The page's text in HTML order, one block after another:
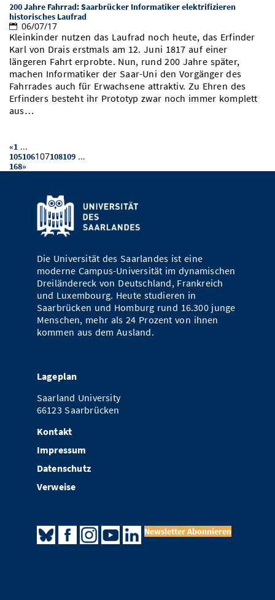
200 Jahre Fahrrad: Saarbrücker Informatiker elektrifizieren
historisches Laufrad
06/07/17
Kleinkinder nutzen das Laufrad noch heute, das Erfinder
Karl von Drais erstmals am 12. Juni 1817 auf einer
längeren Fahrt erprobte. Nun, rund 200 Jahre später,
machen Informatiker der Saar-Uni den Vorgänger des
Fahrrades auch für Erwachsene attraktiv. Zu Ehren des
Erfinders besteht ihr Prototyp zwar noch immer komplett
aus…
«1 ...
105106107108109 ...
168»
Die Universität des Saarlandes ist eine
moderne Campus-Universität im dynamischen
Dreiländereck von Deutschland, Frankreich
und Luxembourg. Heute studieren in
Saarbrücken und Homburg rund 16.300 junge
Menschen, mehr als 24 Prozent von ihnen
kommen aus dem Ausland.
Lageplan
Saarland University
66123 Saarbrücken
Kontakt
Impressum
Datenschutz
Verweise
Newsletter Abonnieren